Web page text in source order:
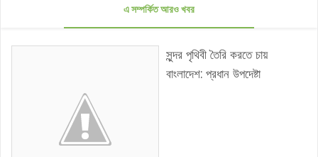
এ সম্পর্কিত আরও খবর
সুন্দর পৃথিবী তৈরি করতে চায়
বাংলাদেশ: প্রধান উপদেষ্টা